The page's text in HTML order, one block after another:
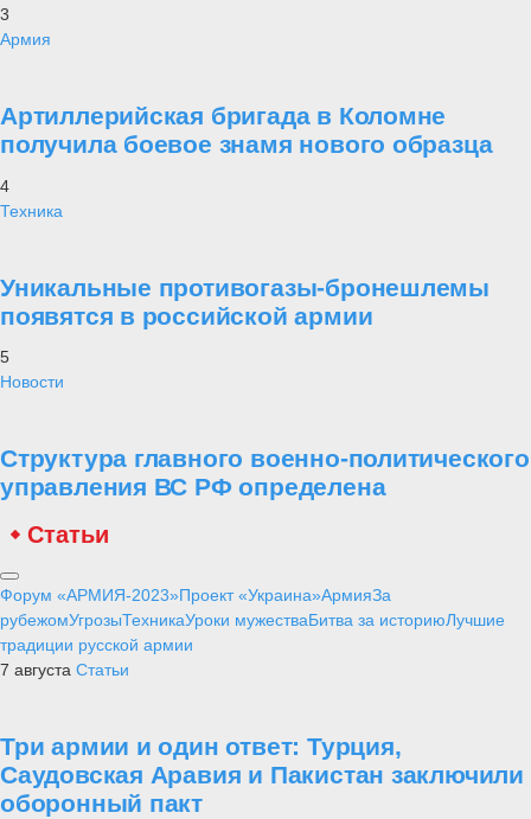
3
Армия
Артиллерийская бригада в Коломне
получила боевое знамя нового образца
4
Техника
Уникальные противогазы-бронешлемы
появятся в российской армии
5
Новости
Структура главного военно-политического
управления ВС РФ определена
Статьи
Форум «АРМИЯ-2023»Проект «Украина»АрмияЗа
рубежомУгрозыТехникаУроки мужестваБитва за историюЛучшие
традиции русской армии
7 августа Статьи
Три армии и один ответ: Турция,
Саудовская Аравия и Пакистан заключили
оборонный пакт